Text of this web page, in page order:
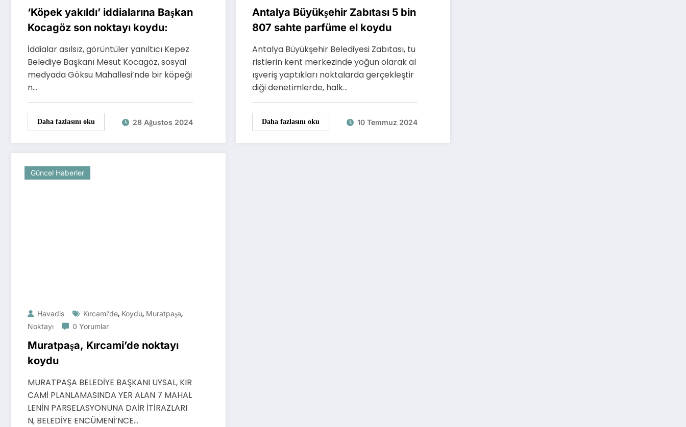
‘Köpek yakıldı’ iddialarına Başkan
Kocagöz son noktayı koydu:
İddialar asılsız, görüntüler yanıltıcı Kepez
Belediye Başkanı Mesut Kocagöz, sosyal
medyada Göksu Mahallesi’nde bir köpeği
n…
Daha fazlasını oku 28 Ağustos 2024
Antalya Büyükşehir Zabıtası 5 bin
807 sahte parfüme el koydu
Antalya Büyükşehir Belediyesi Zabıtası, tu
ristlerin kent merkezinde yoğun olarak al
ışveriş yaptıkları noktalarda gerçekleştir
diği denetimlerde, halk…
Daha fazlasını oku 10 Temmuz 2024
Güncel Haberler
Havadis Kırcami’de, Koydu, Muratpaşa,
Noktayı 0 Yorumlar
Muratpaşa, Kırcami’de noktayı
koydu
MURATPAŞA BELEDİYE BAŞKANI UYSAL, KIR
CAMİ PLANLAMASINDA YER ALAN 7 MAHAL
LENİN PARSELASYONUNA DAİR İTİRAZLARI
N, BELEDİYE ENCÜMENİ’NCE…